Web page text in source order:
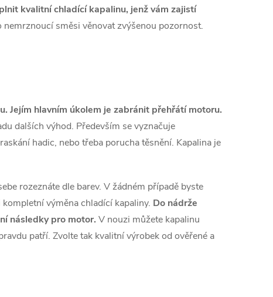
kvalitní chladící kapalinu, jenž vám zajistí
směsi věnovat zvýšenou pozornost.
Jejím hlavním úkolem je zabránit přehřátí motoru.
dalších výhod. Především se vyznačuje
hadic, nebo třeba porucha těsnění. Kapalina je
rozeznáte dle barev. V žádném případě byste
kompletní výměna chladící kapaliny. Do nádrže
následky pro motor. V nouzi můžete kapalinu
patří. Zvolte tak kvalitní výrobek od ověřené a